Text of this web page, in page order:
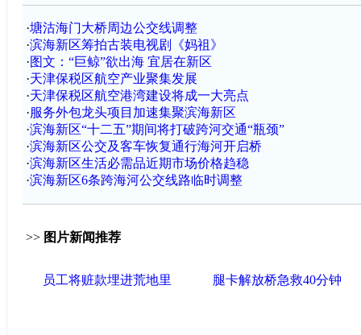
·塘沽海门大桥周边公交线调整
·滨海新区筹拍古装电视剧《妈祖》
·图文：“巨鲸”欲出海 宜居在新区
·天津保税区航空产业聚集发展
·天津保税区航空港湾建设将成一大亮点
·服务外包龙头项目加速集聚滨海新区
·滨海新区“十二五”期间将打破跨河交通“瓶颈”
·滨海新区公交及客车恢复通行海河开启桥
·滨海新区生活必需品近期市场价格趋稳
·滨海新区6条跨海河公交线路临时调整
>> 图片新闻推荐
员工将赃款埋进荒地里 腿卡解放桥急救40分钟